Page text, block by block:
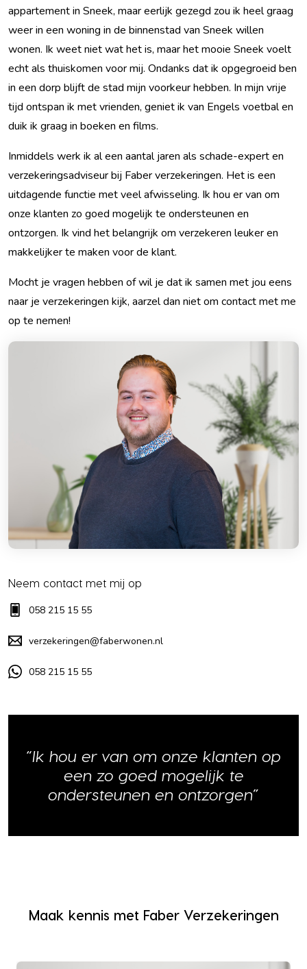
appartement in Sneek, maar eerlijk gezegd zou ik heel graag
weer in een woning in de binnenstad van Sneek willen
wonen. Ik weet niet wat het is, maar het mooie Sneek voelt
echt als thuiskomen voor mij. Ondanks dat ik opgegroeid ben
in een dorp blijft de stad mijn voorkeur hebben. In mijn vrije
tijd ontspan ik met vrienden, geniet ik van Engels voetbal en
duik ik graag in boeken en films.
Inmiddels werk ik al een aantal jaren als schade-expert en
verzekeringsadviseur bij Faber verzekeringen. Het is een
uitdagende functie met veel afwisseling. Ik hou er van om
onze klanten zo goed mogelijk te ondersteunen en
ontzorgen. Ik vind het belangrijk om verzekeren leuker en
makkelijker te maken voor de klant.
Mocht je vragen hebben of wil je dat ik samen met jou eens
naar je verzekeringen kijk, aarzel dan niet om contact met me
op te nemen!
Neem contact met mij op
058 215 15 55
verzekeringen@faberwonen.nl
058 215 15 55
“Ik hou er van om onze klanten op
een zo goed mogelijk te
ondersteunen en ontzorgen”
Maak kennis met Faber Verzekeringen